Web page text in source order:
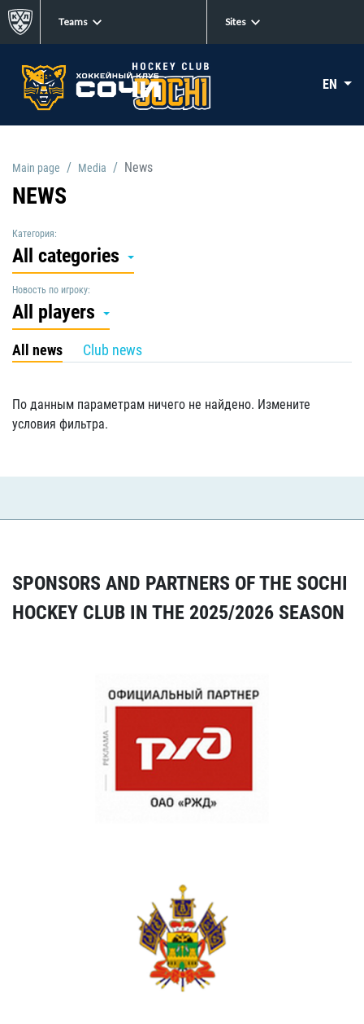
Teams Sites
EN
Main page Media News
NEWS
Категория:
All categories
Новость по игроку:
All players
All news Club news
По данным параметрам ничего не найдено. Измените
условия фильтра.
SPONSORS AND PARTNERS OF THE SOCHI
HOCKEY CLUB IN THE 2025/2026 SEASON